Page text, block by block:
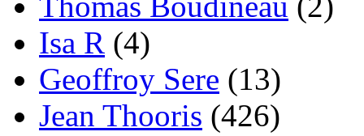
Isa R (4)
Geoffroy Sere (13)
Jean Thooris (426)